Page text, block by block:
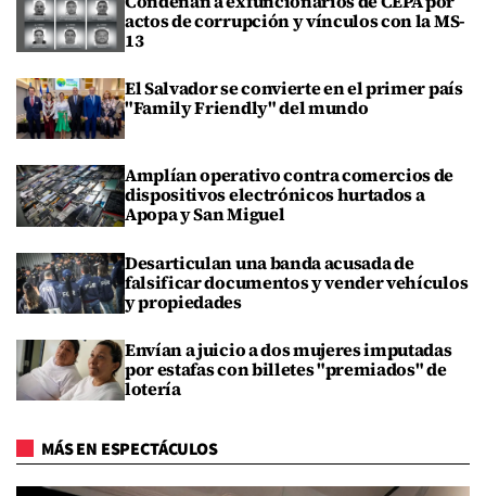
actos de corrupción y vínculos con la MS-
13
El Salvador se convierte en el primer país
"Family Friendly" del mundo
Amplían operativo contra comercios de
dispositivos electrónicos hurtados a
Apopa y San Miguel
Desarticulan una banda acusada de
falsificar documentos y vender vehículos
y propiedades
Envían a juicio a dos mujeres imputadas
por estafas con billetes "premiados" de
lotería
MÁS EN ESPECTÁCULOS